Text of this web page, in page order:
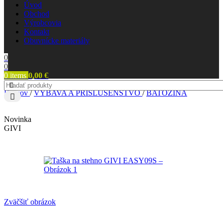
Úvod
Obchod
Výrobcovia
Kontakt
Obuvnícke materiály
0
0
0 items 0,00 €
Domov/ VÝBAVA A PRÍSLUŠENSTVO/ BATOŽINA
Novinka
GIVI
Zväčšiť obrázok